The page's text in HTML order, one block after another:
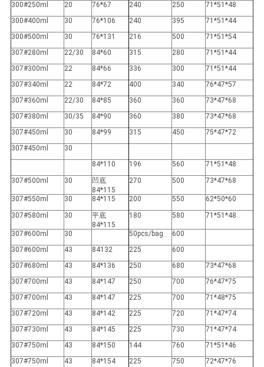
300#250ml
20 76*67 240 250
71*51*48
300#400ml
30 76*106 240 395
71*51*44
300#500ml
30 76*131 216 500
71*51*54
307#280ml
22/30 84*60 315 280
71*51*44
307#300ml
22 84*66 336 300
71*51*44
307#340ml
22 84*72 400 340
76*47*57
307#360ml
22/30 84*85 360 360
73*47*68
307#380ml
30/35 84*90 360 380
73*47*68
307#450ml
30 84*99 315 450
75*47*72
307#450ml
30
84*110
196 560
71*51*48
307#500ml
30
凹底
84*115
270 500 73*47*68
307#550ml 30 84*115 200 550
62*50*60
307#580ml
30
平底
84*115
180 580 71*51*48
307#600ml 30 50pcs/bag
600
307#600ml
43 84132 225
600
307#680ml
43 84*136 250 680
73*47*68
307#700ml
43 84*147 250 700
76*47*75
307#700ml
43 84*147 225 700
71*48*75
307#720ml
43 84*142 225 720
71*47*74
307#730ml
43 84*145 225 730
71*47*74
307#750ml
43 84*150 144 760
71*51*46
307#750ml
43 84*154 225 750 72*47*76